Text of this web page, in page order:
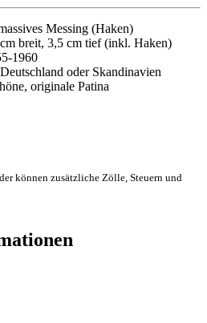
Messing (Haken)
breit, 3,5 cm tief (inkl. Haken)
1960
oder Skandinavien
originale Patina
können zusätzliche Zölle, Steuern und